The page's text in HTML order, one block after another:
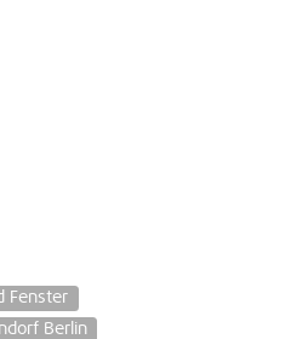
Fenster
Berlin